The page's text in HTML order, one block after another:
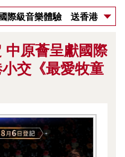
際級音樂體驗 送香港
原薈呈獻國際
交《最愛牧童